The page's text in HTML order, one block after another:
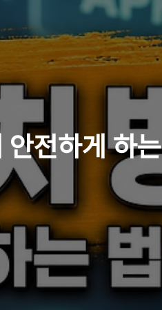
전하게 하는